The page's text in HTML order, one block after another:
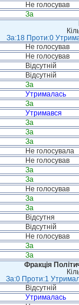
Не голосував
За
За:18 Проти:0
Не голосував
Не голосував
Відсутній
Відсутній
За
Утрималась
За
Утримався
За
За
За
Не голосувала
Не голосував
За
За
Не голосував
За
За
Відсутня
Відсутній
Не голосував
За
За
Фракція
За:0 Проти:1
Відсутній
Утрималась